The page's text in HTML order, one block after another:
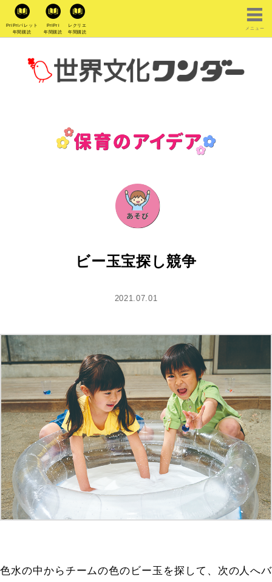
PriPriパレット
年間購読
PriPri
年間購読
レクリエ
年間購読
メニュー
ビー玉宝探し競争
2021.07.01
色水の中からチームの色のビー玉を探して、次の人へバ